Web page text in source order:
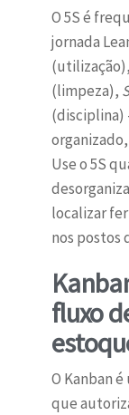
O 5S é
jornada
(utilização),
(limpeza),
(disciplina)
Use o 5S
localizar
nos postos
fluxo
O Kanban
que